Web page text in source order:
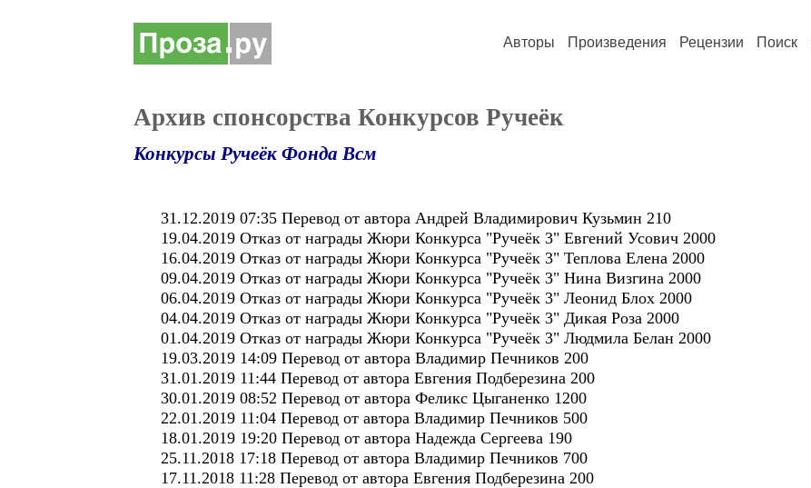
Авторы Произведения Рецензии Поиск
Архив спонсорства Конкурсов Ручеёк
Конкурсы Ручеёк Фонда Всм
31.12.2019 07:35 Перевод от автора Андрей Владимирович Кузьмин 210
19.04.2019 Отказ от награды Жюри Конкурса "Ручеёк 3" Евгений Усович 2000
16.04.2019 Отказ от награды Жюри Конкурса "Ручеёк 3" Теплова Елена 2000
09.04.2019 Отказ от награды Жюри Конкурса "Ручеёк 3" Нина Визгина 2000
06.04.2019 Отказ от награды Жюри Конкурса "Ручеёк 3" Леонид Блох 2000
04.04.2019 Отказ от награды Жюри Конкурса "Ручеёк 3" Дикая Роза 2000
01.04.2019 Отказ от награды Жюри Конкурса "Ручеёк 3" Людмила Белан 2000
19.03.2019 14:09 Перевод от автора Владимир Печников 200
31.01.2019 11:44 Перевод от автора Евгения Подберезина 200
30.01.2019 08:52 Перевод от автора Феликс Цыганенко 1200
22.01.2019 11:04 Перевод от автора Владимир Печников 500
18.01.2019 19:20 Перевод от автора Надежда Сергеева 190
25.11.2018 17:18 Перевод от автора Владимир Печников 700
17.11.2018 11:28 Перевод от автора Евгения Подберезина 200